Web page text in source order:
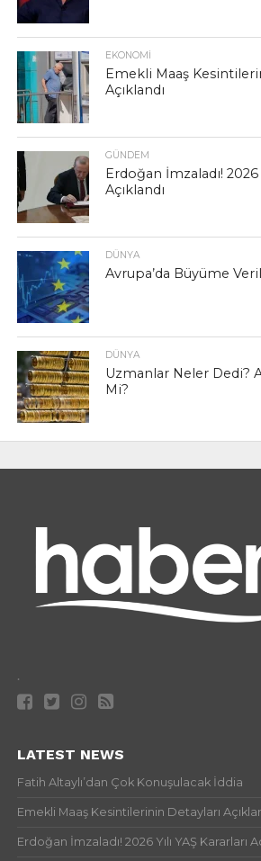
EKONOMI
Emekli Maaş
Açıklandı
GÜNDEM
Erdoğan İmzaladı! 2026
Açıklandı
DÜNYA
Avrupa’da Büyüme
DÜNYA
Uzmanlar Neler Dedi?
Mi?
.
LATEST NEWS
Fatih Altaylı’dan Çok Konuşulacak İddia
Emekli Maaş Kesintilerinin Detayları
Erdoğan İmzaladı! 2026 Yılı YAŞ Kararları